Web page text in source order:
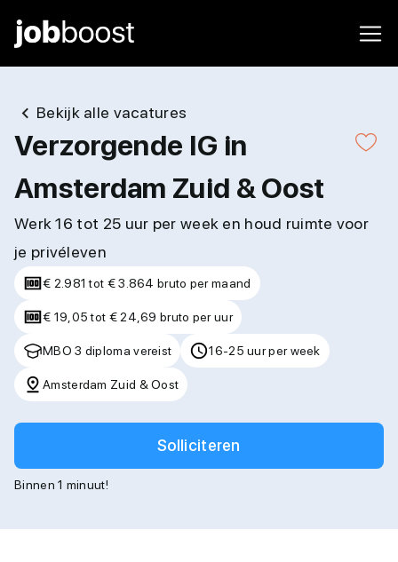
Bekijk alle vacatures
Verzorgende IG in
Amsterdam Zuid & Oost
Werk 16 tot 25 uur per week en houd ruimte voor
je privéleven
€ 2.981 tot € 3.864 bruto per maand
€ 19,05 tot € 24,69 bruto per uur
MBO 3 diploma vereist 16-25 uur per week
Amsterdam Zuid & Oost
Solliciteren
Binnen 1 minuut!